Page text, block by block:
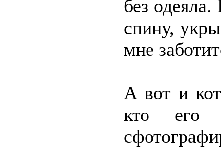
без одеяла.
спину,
мне
А вот и
кто его